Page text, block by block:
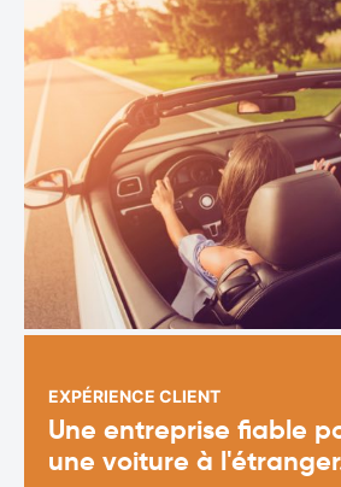
EXPÉRIENCE CLIENT
Une entreprise fiable
une voiture à